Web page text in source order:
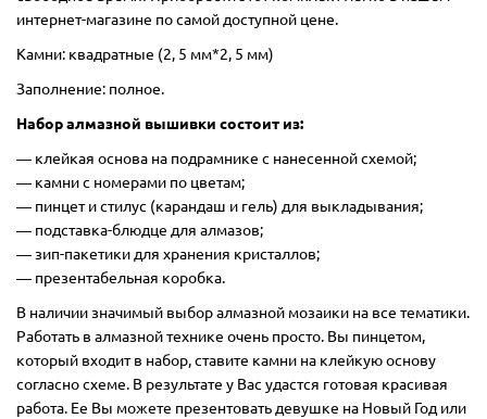
интернет-магазине по самой доступной цене.
Камни: квадратные (2, 5 мм*2, 5 мм)
Заполнение: полное.
Набор алмазной вышивки состоит из:
― клейкая основа на подрамнике с нанесенной схемой;
― камни с номерами по цветам;
― пинцет и стилус (карандаш и гель) для выкладывания;
― подставка-блюдце для алмазов;
― зип-пакетики для хранения кристаллов;
― презентабельная коробка.
В наличии значимый выбор алмазной мозаики на все тематики.
Работать в алмазной технике очень просто. Вы пинцетом,
который входит в набор, ставите камни на клейкую основу
согласно схеме. В результате у Вас удастся готовая красивая
работа. Ее Вы можете презентовать девушке на Новый Год или